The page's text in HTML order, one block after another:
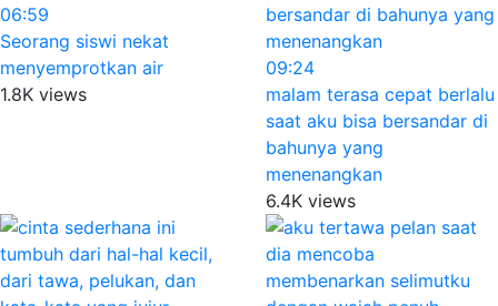
06:59
Seorang siswi nekat
menyemprotkan air
1.8K views
09:24
malam terasa cepat berlalu
saat aku bisa bersandar di
bahunya yang
menenangkan
6.4K views